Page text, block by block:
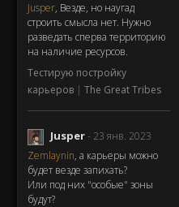
Jusper, Везде, но наугад
строить смысла нет. Нужно
разведать сперва территорию
на наличие ресурсов.
Тестирую постройку
карьеров | The Great Tribes
Jusper- 23 янв. 2023
Zemlaynin, а карьеры можно
будет везде запихать?
Или под них "особые" зоны
будут?